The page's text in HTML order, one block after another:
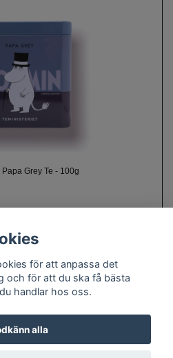
Papa Grey Te - 100g
för att anpassa det
och för att du ska få bästa
handlar hos oss.
alla